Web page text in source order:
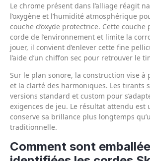
Le chrome présent dans l’alliage réagit
l’oxygène et l’humidité atmosphérique
couche d’oxyde protectrice. Cette couche
corde de l’environnement et limite la
jouer, il convient d’enlever cette fine
l’aide d’un chiffon sec pour retrouver le
Sur le plan sonore, la construction vise à
et la clarté des harmoniques. Les tirants
versions standard et custom pour
exigences de jeu. Le résultat attendu est
conserve sa brillance plus longtemps
traditionnelle.
Comment sont